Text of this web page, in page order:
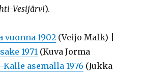
Vesijärvi).
vuonna 1902 (Veijo Malk) |
1971 (Kuva Jorma
asemalla 1976 (Jukka